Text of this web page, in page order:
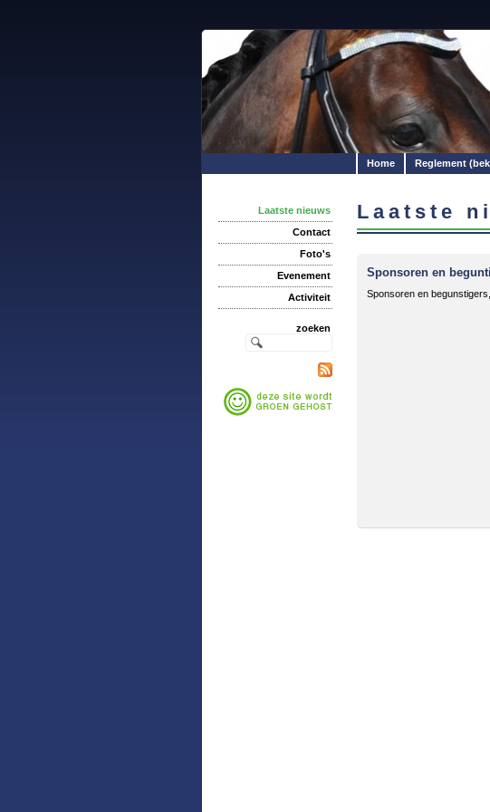
Home Reglement
Laatste nieuws
Contact
Foto's
Evenement
Activiteit
zoeken
Laatste
Sponsoren en
Sponsoren en